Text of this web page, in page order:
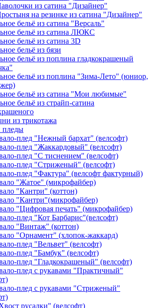
из сатина "Дизайнер"
на резинке из сатина "Дизайнер"
бельё из сатина "Версаль"
бельё из сатина ЛЮКС
бельё из сатина 3D
бельё из бязи
бельё из поплина гладкокрашеный
бельё из поплина "Зима-Лето" (юниор,
бельё из сатина "Мои любимые"
бельё из страйп-сатина
из трикотажа
пледы
плед "Нежный бархат" (велсофт)
плед "Жаккардовый" (велсофт)
плед "С тиснением" (велсофт)
плед "Стриженый" (велсофт)
плед "Фактура" (велсофт фактурный)
"Жатое" (микрофайбер)
"Кантри" (коттон)
"Кантри"(микрофайбер)
"Цифровая печать" (микрофайбер)
плед "Кот Барбарис"(велсофт)
"Винтаж" (коттон)
"Орнамент" (хлопок-жаккард)
плед "Вельвет" (велсофт)
плед "Бамбук" (велсофт)
плед "Гладкокрашеный" (велсофт)
плед с рукавами "Практичный"
плед с рукавами "Стриженый"
русалки" (велсофт)